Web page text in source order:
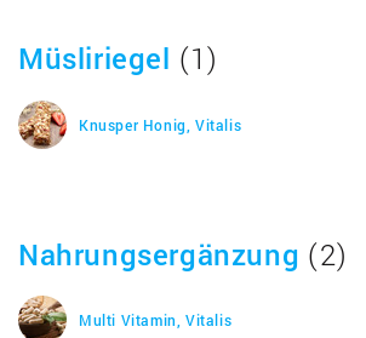
Müsliriegel (1)
Knusper Honig, Vitalis
Nahrungsergänzung (2)
Multi Vitamin, Vitalis